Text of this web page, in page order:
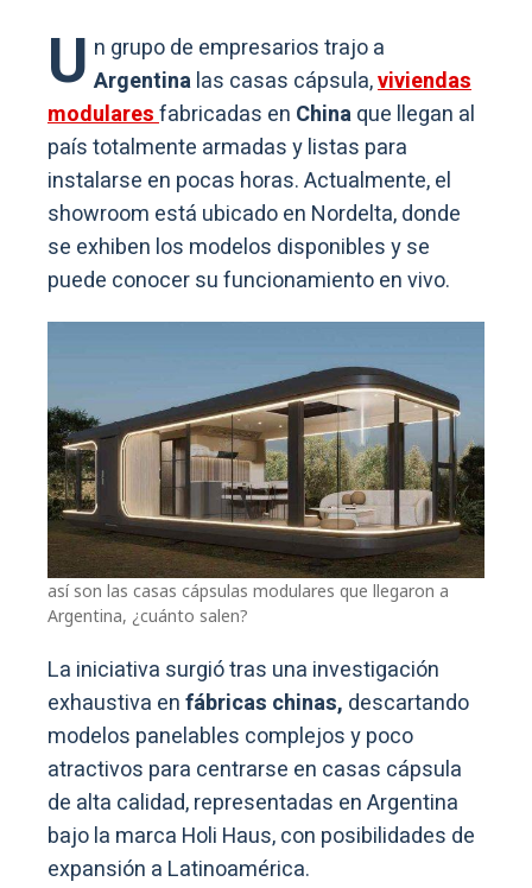
U n grupo de empresarios trajo a
Argentinalas casas cápsula,viviendas
modularesfabricadas en Chinaque llegan al
país totalmente armadas y listas para
instalarse en pocas horas. Actualmente, el
showroom está ubicado en Nordelta, donde
se exhiben los modelos disponibles y se
puede conocer su funcionamiento en vivo.
así son las casas cápsulas modulares que llegaron a
Argentina, ¿cuánto salen?
La iniciativa surgió tras una investigación
exhaustiva enfábricas chinas, descartando
modelos panelables complejos y poco
atractivos para centrarse en casas cápsula
de alta calidad, representadas en Argentina
bajo la marca Holi Haus, con posibilidades de
expansión a Latinoamérica.